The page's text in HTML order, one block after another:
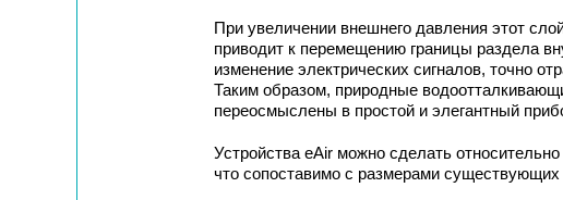
При увеличении внешнего давления этот
приводит к перемещению границы раздела
изменение электрических сигналов, точно
Таким образом, природные
переосмыслены в простой и элегантный
Устройства eAir можно сделать
что сопоставимо с размерами существующих